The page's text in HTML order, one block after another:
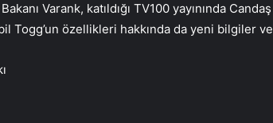
Varank, katıldığı TV100 yayınında Candaş
Togg’un özellikleri hakkında da yeni bilgiler